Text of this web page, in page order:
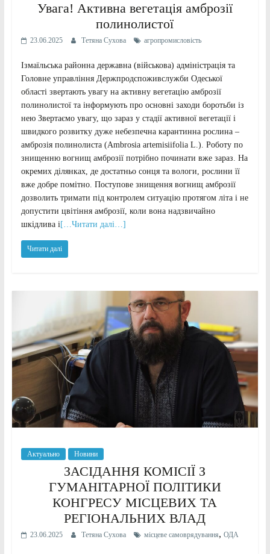
Увага! Активна вегетація амброзії
полинолистої
23.06.2025 Тетяна Сухова агропромисловість
Ізмаїльська районна державна (військова) адміністрація та
Головне управління Держпродспоживслужби Одеської
області звертають увагу на активну вегетацію амброзії
полинолистої та інформують про основні заходи боротьби із
нею Звертаємо увагу, що зараз у стадії активної вегетації і
швидкого розвитку дуже небезпечна карантинна рослина –
амброзія полинолиста (Ambrosia artemisiifolia L.). Роботу по
знищенню вогнищ амброзії потрібно починати вже зараз. На
окремих ділянках, де достатньо сонця та вологи, рослини її
вже добре помітно. Поступове знищення вогнищ амброзії
дозволить тримати під контролем ситуацію протягом літа і не
допустити цвітіння амброзії, коли вона надзвичайно
шкідлива і[…Читати далі…]
Читати далі
Актуально Новини
ЗАСІДАННЯ КОМІСІЇ З
ГУМАНІТАРНОЇ ПОЛІТИКИ
КОНГРЕСУ МІСЦЕВИХ ТА
РЕГІОНАЛЬНИХ ВЛАД
23.06.2025 Тетяна Сухова місцеве самоврядування, ОДА